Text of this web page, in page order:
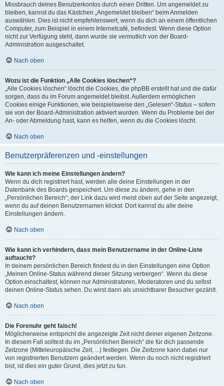
Missbrauch deines Benutzerkontos durch einen Dritten. Um angemeldet zu
bleiben, kannst du das Kästchen „Angemeldet bleiben“ beim Anmelden
auswählen. Dies ist nicht empfehlenswert, wenn du dich an einem öffentlichen
Computer, zum Beispiel in einem Internetcafé, befindest. Wenn diese Option
nicht zur Verfügung steht, dann wurde sie vermutlich von der Board-
Administration ausgeschaltet.
Nach oben
Wozu ist die Funktion „Alle Cookies löschen“?
„Alle Cookies löschen“ löscht die Cookies, die phpBB erstellt hat und die dafür
sorgen, dass du im Forum angemeldet bleibst. Außerdem ermöglichen
Cookies einige Funktionen, wie beispielsweise den „Gelesen“-Status – sofern
sie von der Board-Administration aktiviert wurden. Wenn du Probleme bei der
An- oder Abmeldung hast, kann es helfen, wenn du die Cookies löscht.
Nach oben
Benutzerpräferenzen und -einstellungen
Wie kann ich meine Einstellungen ändern?
Wenn du dich registriert hast, werden alle deine Einstellungen in der
Datenbank des Boards gespeichert. Um diese zu ändern, gehe in den
„Persönlichen Bereich“; der Link dazu wird meist oben auf der Seite angezeigt,
wenn du auf deinen Benutzernamen klickst. Dort kannst du alle deine
Einstellungen ändern.
Nach oben
Wie kann ich verhindern, dass mein Benutzername in der Online-Liste
auftaucht?
In deinem persönlichen Bereich findest du in den Einstellungen eine Option
„Meinen Online-Status während dieser Sitzung verbergen“. Wenn du diese
Option einschaltest, können nur Administratoren, Moderatoren und du selbst
deinen Online-Status sehen. Du wirst dann als unsichtbarer Besucher gezählt.
Nach oben
Die Forenuhr geht falsch!
Möglicherweise entspricht die angezeigte Zeit nicht deiner eigenen Zeitzone.
In diesem Fall solltest du im „Persönlichen Bereich“ die für dich passende
Zeitzone (Mitteleuropäische Zeit, ...) festlegen. Die Zeitzone kann dabei nur
von registrierten Benutzern geändert werden. Wenn du noch nicht registriert
bist, ist dies ein guter Grund, dies jetzt zu tun.
Nach oben